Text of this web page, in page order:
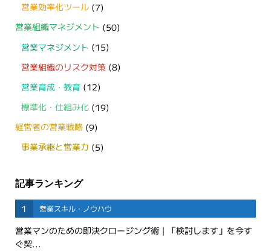
営業効率化ツール (7)
営業組織マネジメント (50)
営業マネジメント (15)
営業組織のリスク対策 (8)
営業育成・教育 (12)
標準化・仕組み化 (19)
経営者の営業戦略(9)
事業承継と営業力 (5)
記事ランキング
1 営業スキル・ノウハウ
営業マンのための即決クロージング術｜「検討します」を今す
ぐ契...